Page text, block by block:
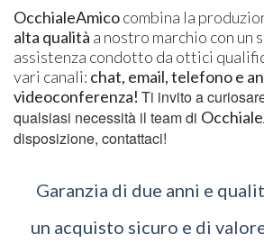
OcchialeAmicocombina la
alta qualità a nostro marchio con un
assistenza condotto da ottici
vari canali: chat, email, telefono e
videoconferenza!Ti invito a
qualsiasi necessità il team di
disposizione, contattaci!
Garanzia di due anni e
un acquisto sicuro e di